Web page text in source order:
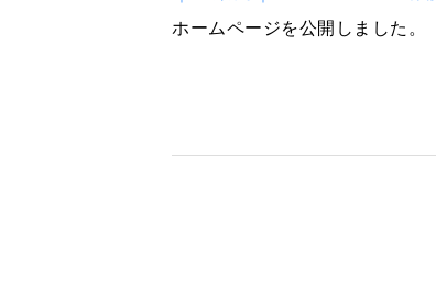
ホームページを公開しました。